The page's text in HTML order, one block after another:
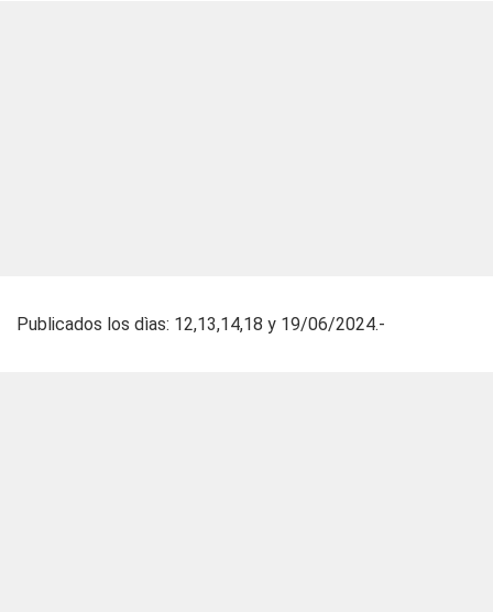
Publicados los dìas: 12,13,14,18 y 19/06/2024.-